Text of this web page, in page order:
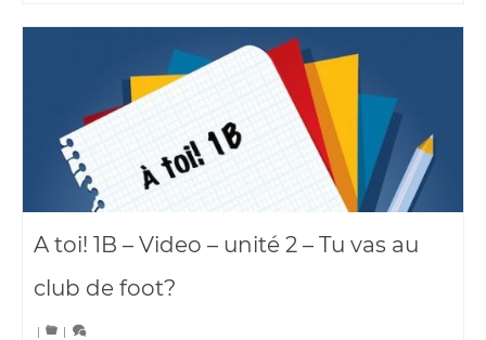
A toi! 1B – Video – unité 2 – Tu vas au
club de foot?
| |